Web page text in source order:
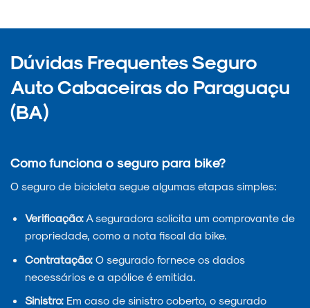
Dúvidas Frequentes Seguro
Auto Cabaceiras do Paraguaçu
(BA)
Como funciona o seguro para bike?
O seguro de bicicleta segue algumas etapas simples:
Verificação:A seguradora solicita um comprovante de
propriedade, como a nota fiscal da bike.
Contratação:O segurado fornece os dados
necessários e a apólice é emitida.
Sinistro:Em caso de sinistro coberto, o segurado